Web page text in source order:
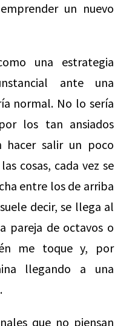
un nuevo
una estrategia
ante una
normal. No lo sería
los tan ansiados
hacer salir un poco
cosas, cada vez se
entre los de arriba
decir, se llega al
pareja de octavos o
me toque y, por
llegando a una
que no piensan